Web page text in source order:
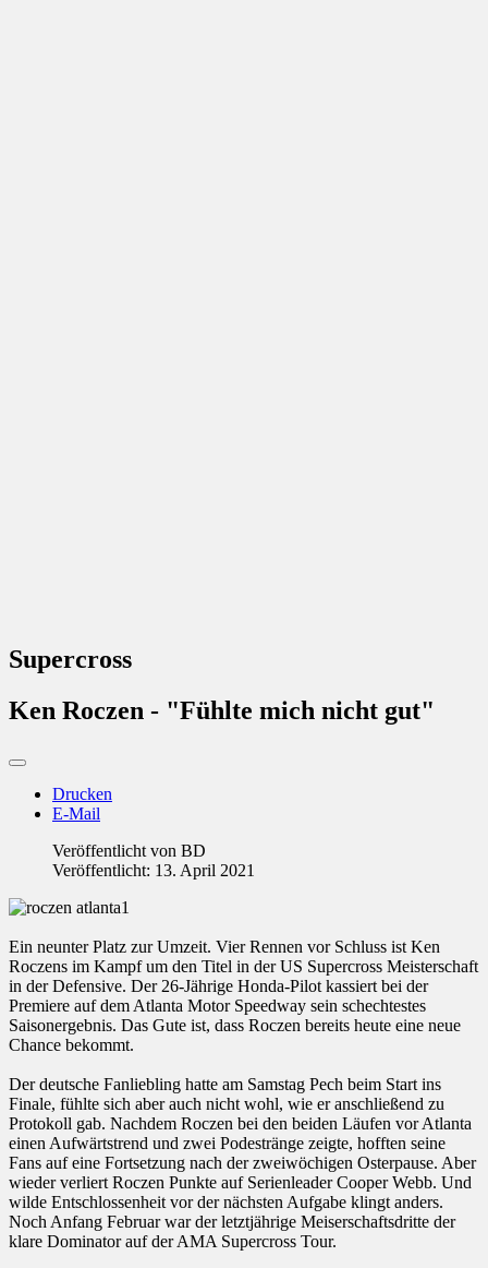
Supercross
Ken Roczen - "Fühlte mich nicht gut"
Drucken
E-Mail
Veröffentlicht von BD
Veröffentlicht: 13. April 2021
Ein neunter Platz zur Umzeit. Vier Rennen vor Schluss ist Ken
Roczens im Kampf um den Titel in der US Supercross Meisterschaft
in der Defensive. Der 26-Jährige Honda-Pilot kassiert bei der
Premiere auf dem Atlanta Motor Speedway sein schechtestes
Saisonergebnis. Das Gute ist, dass Roczen bereits heute eine neue
Chance bekommt.
Der deutsche Fanliebling hatte am Samstag Pech beim Start ins
Finale, fühlte sich aber auch nicht wohl, wie er anschließend zu
Protokoll gab. Nachdem Roczen bei den beiden Läufen vor Atlanta
einen Aufwärtstrend und zwei Podestränge zeigte, hofften seine
Fans auf eine Fortsetzung nach der zweiwöchigen Osterpause. Aber
wieder verliert Roczen Punkte auf Serienleader Cooper Webb. Und
wilde Entschlossenheit vor der nächsten Aufgabe klingt anders.
Noch Anfang Februar war der letztjährige Meiserschaftsdritte der
klare Dominator auf der AMA Supercross Tour.